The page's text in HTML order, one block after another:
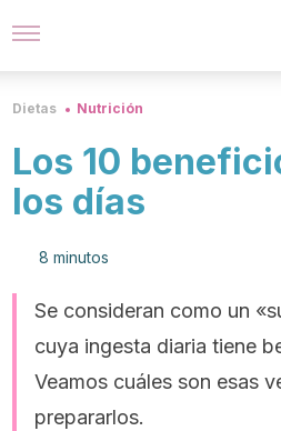
Dietas Nutrición
Los 10
los días
8 minutos
Se consideran como un
cuya ingesta diaria tiene
Veamos cuáles son esas
prepararlos.